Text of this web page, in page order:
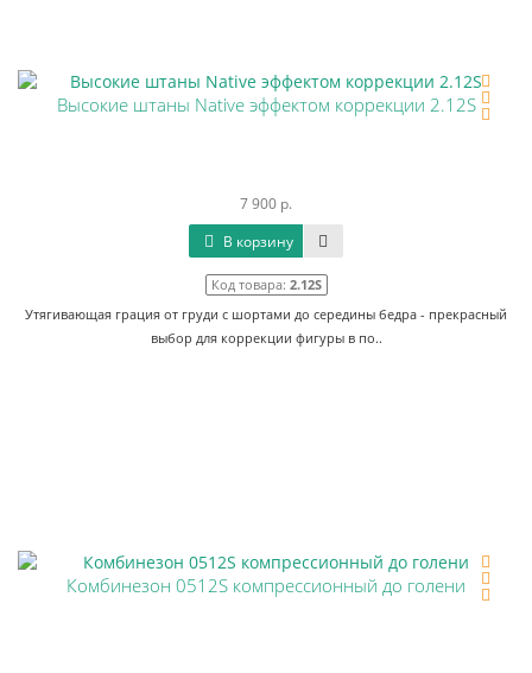
Высокие штаны Native эффектом коррекции 2.12S
7 900 р.
В корзину
Код товара: 2.12S
Утягивающая грация от груди с шортами до середины бедра - прекрасный
выбор для коррекции фигуры в по..
Комбинезон 0512S компрессионный до голени